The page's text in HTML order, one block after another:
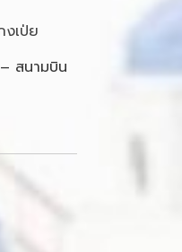
เป่ย
สนามบิน